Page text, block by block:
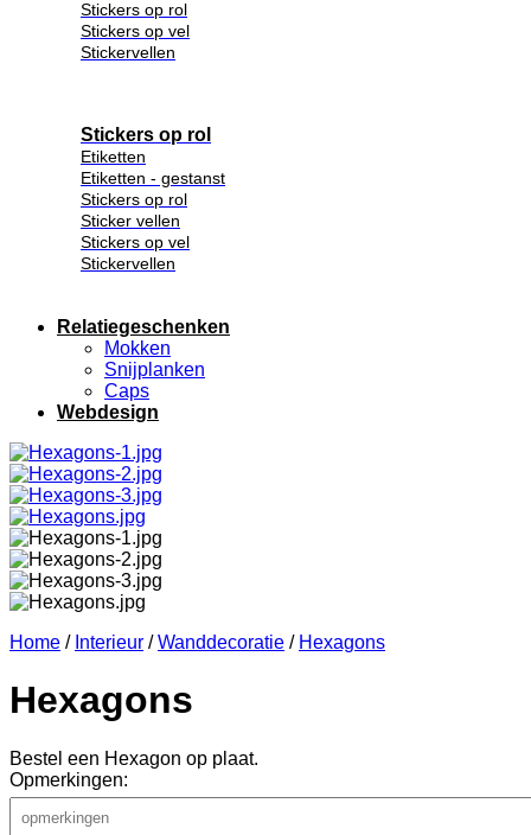
Stickers op rol
Stickers op vel
Stickervellen
Stickers op rol
Etiketten
Etiketten - gestanst
Stickers op rol
Sticker vellen
Stickers op vel
Stickervellen
Relatiegeschenken
Mokken
Snijplanken
Caps
Webdesign
Home / Interieur / Wanddecoratie / Hexagons
Hexagons
Bestel een Hexagon op plaat.
Opmerkingen: